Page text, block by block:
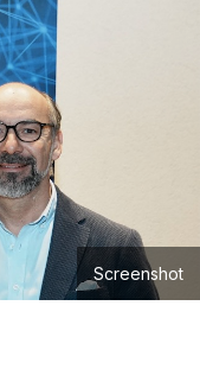
Screenshot